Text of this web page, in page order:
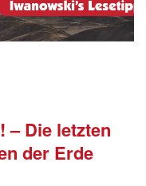
– Die letzten
der Erde